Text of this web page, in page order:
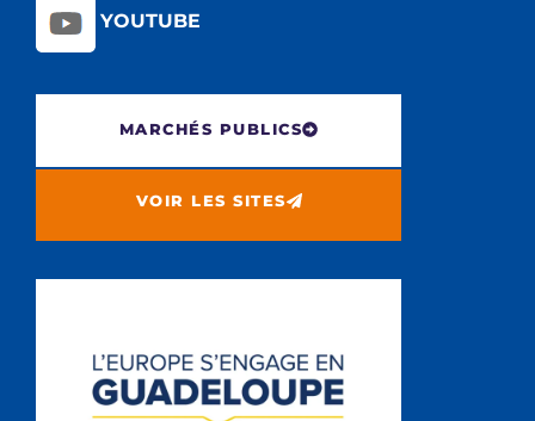
YOUTUBE
MARCHÉS PUBLICS
VOIR LES SITES